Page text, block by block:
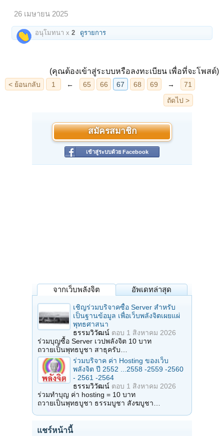
26 เมษายน 2025
อนุโมทนา x2 ดูรายการ
(คุณต้องเข้าสู่ระบบหรือลงทะเบียน เพื่อที่จะโพสต์)
สมัครสมาชิก
เข้าสู่ระบบด้วย Facebook
จากเว็บพลังจิต อัพเดทล่าสุด
เชิญร่วมบริจาคซื้อ Server สำหรับ
เป็นฐานข้อมูล เพื่อเว็บพลังจิตเผยแผ่
พุทธศาสนา
ธรรมวิวัฒน์ ตอบ 1 สิงหาคม 2026
ร่วมบุญซื้อ Server เวปพลังจิต 10 บาท
ถวายเป็นพุทธบูชา สาธุครับ…
ร่วมบริจาค ค่า Hosting ของเว็บ
พลังจิต ปี 2552 ...2558 -2559 -2560
- 2561 -2564
ธรรมวิวัฒน์ ตอบ 1 สิงหาคม 2026
ร่วมทำบุญ ค่า hosting = 10 บาท
ถวายเป็นพุทธบูชา ธรรมบูชา สังฆบูชา…
แชร์หน้านี้